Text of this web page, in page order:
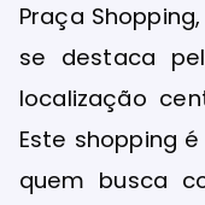
Praça
se destaca
localização
Este shopping
quem busca